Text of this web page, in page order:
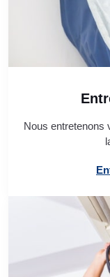
Nous entretenons